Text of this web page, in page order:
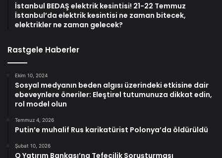
İstanbul BEDAŞ elektrik kesintisi! 21-22 Temmuz
İstanbul’da elektrik kesintisi ne zaman bitecek,
elektrikler ne zaman gelecek?
Rastgele Haberler
Ekim 10, 2024
Sosyal medyanın beden algısı üzerindeki etkisine dair
ebeveynlere öneriler: Eleştirel tutumunuza dikkat edin,
rol model olun
Temmuz 4, 2026
Putin’e muhalif Rus karikatürist Polonya’da öldürüldü
Şubat 10, 2026
Q Yatırım Bankası’na Tefecilik Soruşturması